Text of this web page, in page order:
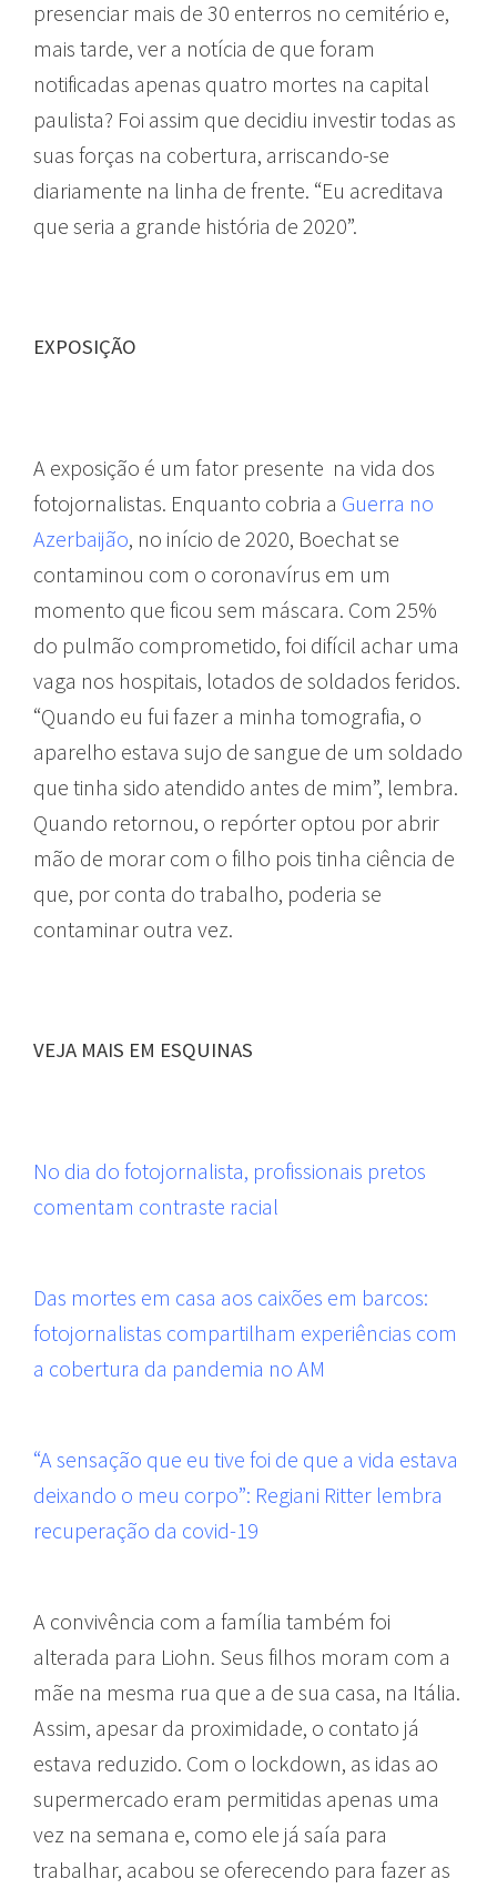
presenciar mais de 30 enterros no cemitério e,
mais tarde, ver a notícia de que foram
notificadas apenas quatro mortes na capital
paulista? Foi assim que decidiu investir todas as
suas forças na cobertura, arriscando-se
diariamente na linha de frente. “Eu acreditava
que seria a grande história de 2020”.
EXPOSIÇÃO
A exposição é um fator presente na vida dos
fotojornalistas. Enquanto cobria a Guerra no
Azerbaijão, no início de 2020, Boechat se
contaminou com o coronavírus em um
momento que ficou sem máscara. Com 25%
do pulmão comprometido, foi difícil achar uma
vaga nos hospitais, lotados de soldados feridos.
“Quando eu fui fazer a minha tomografia, o
aparelho estava sujo de sangue de um soldado
que tinha sido atendido antes de mim”, lembra.
Quando retornou, o repórter optou por abrir
mão de morar com o filho pois tinha ciência de
que, por conta do trabalho, poderia se
contaminar outra vez.
VEJA MAIS EM ESQUINAS
No dia do fotojornalista, profissionais pretos
comentam contraste racial
Das mortes em casa aos caixões em barcos:
fotojornalistas compartilham experiências com
a cobertura da pandemia no AM
“A sensação que eu tive foi de que a vida estava
deixando o meu corpo”: Regiani Ritter lembra
recuperação da covid-19
A convivência com a família também foi
alterada para Liohn. Seus filhos moram com a
mãe na mesma rua que a de sua casa, na Itália.
Assim, apesar da proximidade, o contato já
estava reduzido. Com o lockdown, as idas ao
supermercado eram permitidas apenas uma
vez na semana e, como ele já saía para
trabalhar, acabou se oferecendo para fazer as